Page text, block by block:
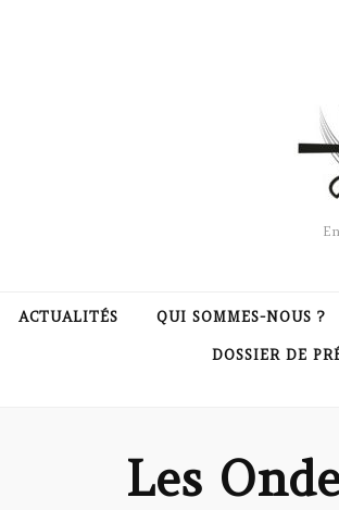
ACTUALITÉS QUI SOMMES-NOUS ?
DOSSIER DE
Les